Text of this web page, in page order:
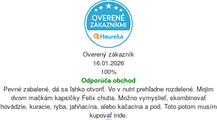
Overený zákazník
16.01.2026
100%
Odporúča obchod
Pevné zabalené, dá sa ľahko otvoriť. Vo v nutri prehľadne rozdelené. Mojim
dvom mačkám kapsičky Felix chutia. Možno vymyslieť, skombinovať
hovädzie, kuracie, ryba, jahňacína, alebo kačacina a pod. Toto potom musím
kupovať inde.